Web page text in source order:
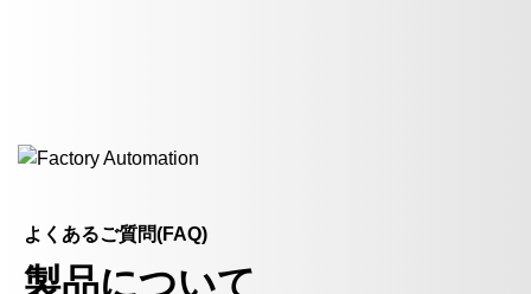
よくあるご質問(FAQ)
製品について